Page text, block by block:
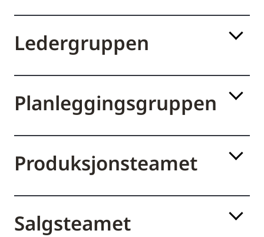
Ledergruppen
Planleggingsgruppen
Produksjonsteamet
Salgsteamet